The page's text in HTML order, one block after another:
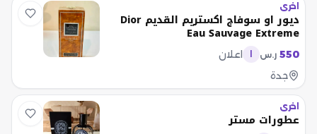
اخرى
ديور او سوفاج اكستريم القديم Dior
Eau Sauvage Extreme
550 ر.س
اعلان
جدة
اخرى
عطورات مستر